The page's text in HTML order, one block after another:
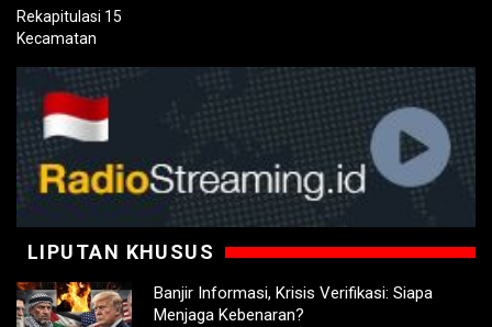
LIPUTAN KHUSUS
Banjir Informasi, Krisis Verifikasi: Siapa
Menjaga Kebenaran?